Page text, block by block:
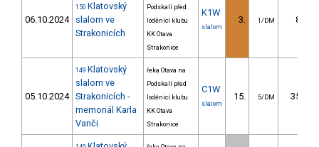
06.10.2024
150 Klatovský
slalom ve
Strakonicích
Podskalí před
loděnicí klubu
KK Otava
Strakonice
K1W
slalom
3. 1/DM 8.58
05.10.2024
149 Klatovský
slalom ve
Strakonicích -
memoriál Karla
Vanči
řeka Otava na
Podskalí před
loděnicí klubu
KK Otava
Strakonice
C1W
slalom
15. 5/DM 35.61